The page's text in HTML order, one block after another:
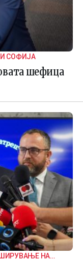
СОФИЈА
шефица
НА